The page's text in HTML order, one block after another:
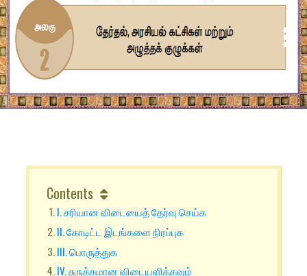
Contents
I. சரியான விடையைத் தேர்வு செய்க
II. கோடிட்ட இடங்களை நிரப்புக
III. பொருத்துக
IV. சுருக்கமான விடையளிக்கவும்